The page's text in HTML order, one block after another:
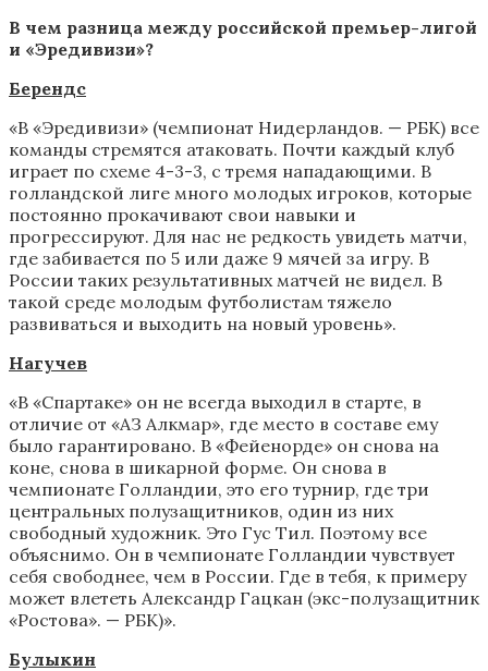
В чем разница между российской премьер-лигой
и «Эредивизи»?
Берендс
«В «Эредивизи» (чемпионат Нидерландов. — РБК) все
команды стремятся атаковать. Почти каждый клуб
играет по схеме 4-3-3, с тремя нападающими. В
голландской лиге много молодых игроков, которые
постоянно прокачивают свои навыки и
прогрессируют. Для нас не редкость увидеть матчи,
где забивается по 5 или даже 9 мячей за игру. В
России таких результативных матчей не видел. В
такой среде молодым футболистам тяжело
развиваться и выходить на новый уровень».
Нагучев
«В «Спартаке» он не всегда выходил в старте, в
отличие от «АЗ Алкмар», где место в составе ему
было гарантировано. В «Фейенорде» он снова на
коне, снова в шикарной форме. Он снова в
чемпионате Голландии, это его турнир, где три
центральных полузащитников, один из них
свободный художник. Это Гус Тил. Поэтому все
объяснимо. Он в чемпионате Голландии чувствует
себя свободнее, чем в России. Где в тебя, к примеру
может влететь Александр Гацкан (экс-полузащитник
«Ростова». — РБК)».
Булыкин